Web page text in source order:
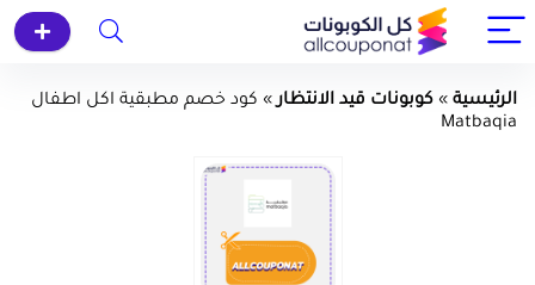
الرئيسية » كوبونات قيد الانتظار» كود خصم مطبقية اكل اطفال
Matbaqia